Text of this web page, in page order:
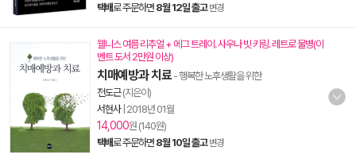
택배로 주문하면 8월 12일 출고 변경
웰니스 여름 리추얼 + 에그 트레이. 사우나 빗 키링. 레트로 물병(이
벤트 도서 2만원 이상)
치매예방과 치료- 행복한 노후생활을 위한
전도근(지은이)
서현사| 2018년 01월
14,000원 (140원)
택배로 주문하면 8월 10일 출고 변경